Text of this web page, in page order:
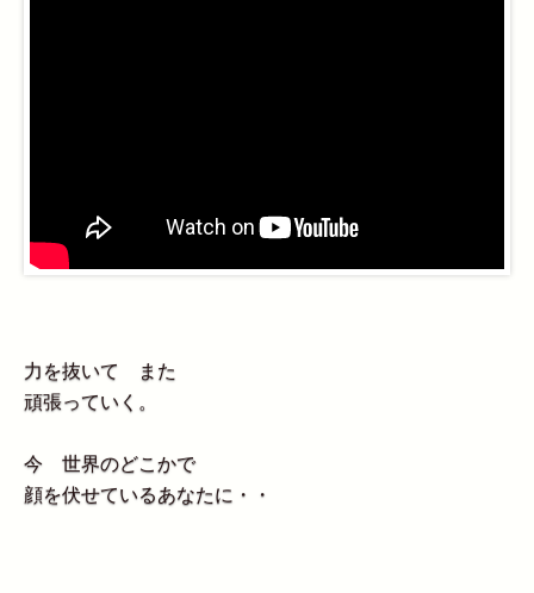
力を抜いて また
頑張っていく。
今 世界のどこかで
顔を伏せているあなたに・・